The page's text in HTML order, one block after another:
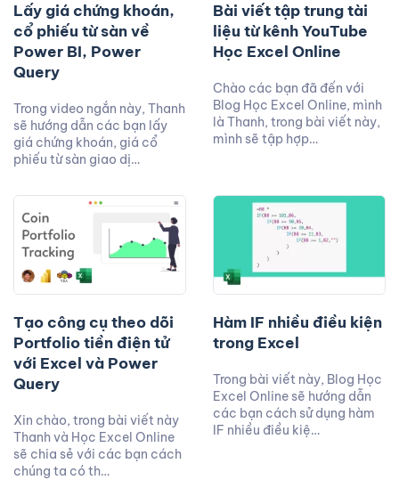
Lấy giá chứng khoán,
cổ phiếu từ sàn về
Power BI, Power
Query
Trong video ngắn này, Thanh
sẽ hướng dẫn các bạn lấy
giá chứng khoán, giá cổ
phiếu từ sàn giao dị…
Bài viết tập trung tài
liệu từ kênh YouTube
Học Excel Online
Chào các bạn đã đến với
Blog Học Excel Online, mình
là Thanh, trong bài viết này,
mình sẽ tập hợp…
Tạo công cụ theo dõi
Portfolio tiền điện tử
với Excel và Power
Query
Xin chào, trong bài viết này
Thanh và Học Excel Online
sẽ chia sẻ với các bạn cách
chúng ta có th…
Hàm IF nhiều điều kiện
trong Excel
Trong bài viết này, Blog Học
Excel Online sẽ hướng dẫn
các bạn cách sử dụng hàm
IF nhiều điều kiệ…